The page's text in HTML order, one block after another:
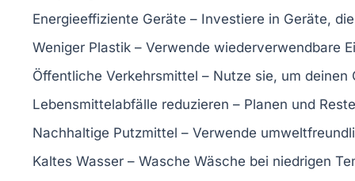
Energieeffiziente Geräte – Investiere in Geräte,
Weniger Plastik – Verwende wiederverwendbare
Öffentliche Verkehrsmittel – Nutze sie, um deinen
Lebensmittelabfälle reduzieren – Planen und
Nachhaltige Putzmittel – Verwende
Kaltes Wasser – Wasche Wäsche bei niedrigen